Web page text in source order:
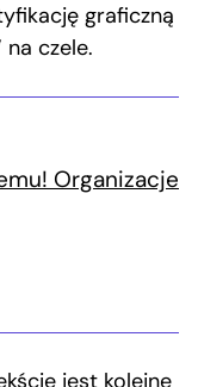
graficzną
na czele.
Organizacje